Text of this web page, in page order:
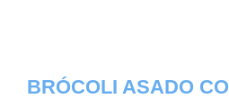
BRÓCOLI ASADO